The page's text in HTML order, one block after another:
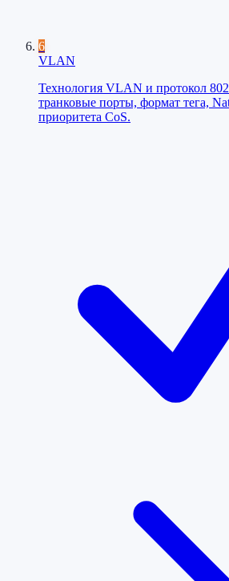
6
VLAN
Технология VLAN и протокол
транковые порты, формат тега,
приоритета CoS.